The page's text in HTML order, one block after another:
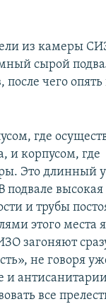
из камеры
сырой
чего опять
где
и корпусом, где
Это длинный
высокая
и трубы
этого места
загоняют
не говоря
и
все